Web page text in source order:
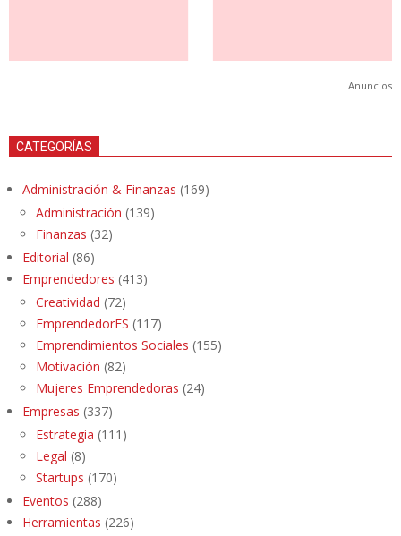
Anuncios
CATEGORÍAS
Administración & Finanzas (169)
Administración (139)
Finanzas (32)
Editorial (86)
Emprendedores (413)
Creatividad (72)
EmprendedorES (117)
Emprendimientos Sociales (155)
Motivación (82)
Mujeres Emprendedoras (24)
Empresas (337)
Estrategia (111)
Legal (8)
Startups (170)
Eventos (288)
Herramientas (226)